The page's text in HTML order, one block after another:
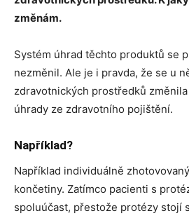
změnám.
Systém úhrad těchto produktů se
nezměnil. Ale je i pravda, že se u
zdravotnických prostředků
úhrady ze zdravotního pojištění.
Například?
Například individuálně
končetiny. Zatímco pacienti s
spoluúčast, přestože protézy stojí